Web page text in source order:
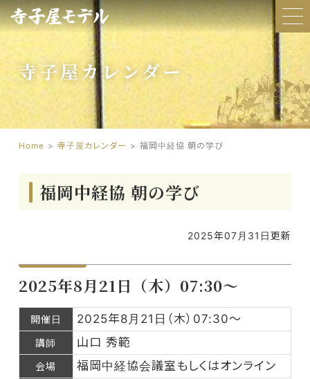
寺子屋カレンダー
Home 寺子屋カレンダー 福岡中経協 朝の学び
福岡中経協 朝の学び
2025年07月31日更新
2025年8月21日（木）07:30～
開催日 2025年8月21日（木）07:30～
講師 山口 秀範
会場 福岡中経協会議室もしくはオンライン